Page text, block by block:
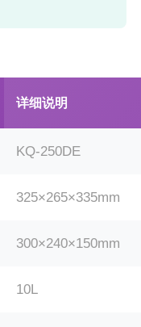
详细说明
KQ-250DE
325×265×335mm
300×240×150mm
10L